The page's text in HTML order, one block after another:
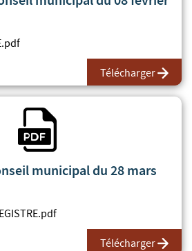
Télécharger
municipal du 28 mars
Télécharger